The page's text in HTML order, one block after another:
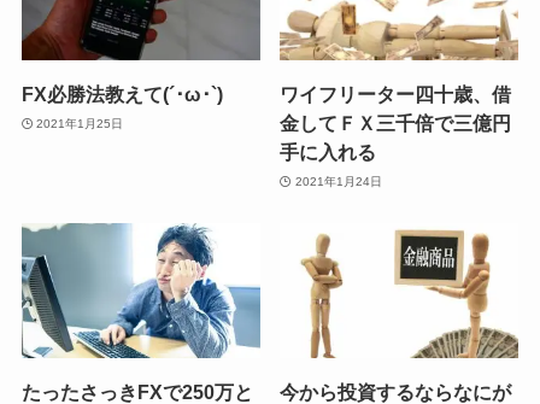
FX必勝法教えて(´･ω･`)
2021年1月25日
ワイフリーター四十歳、借
金してＦＸ三千倍で三億円
手に入れる
2021年1月24日
たったさっきFXで250万と
今から投資するならなにが